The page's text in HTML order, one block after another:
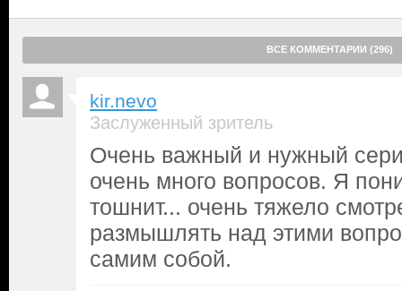
ВСЕ КОММЕНТАРИИ (296)
kir.nevo
Заслуженный зритель
Очень важный и нужный
очень много вопросов. Я
тошнит... очень тяжело
размышлять над этими
самим собой.